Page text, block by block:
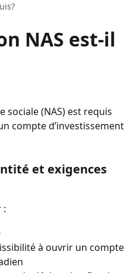
NAS est-il
sociale (NAS) est requis
compte d’investissement
et exigences
:
à ouvrir un compte